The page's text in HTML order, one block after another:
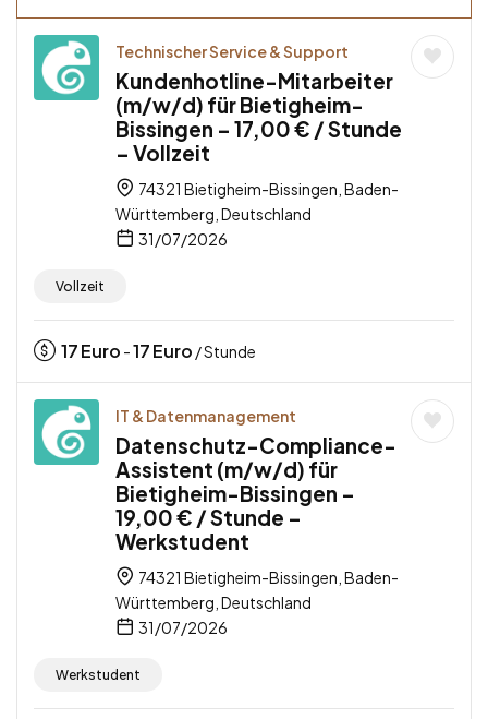
Technischer Service & Support
Kundenhotline-Mitarbeiter
(m/w/d) für Bietigheim-
Bissingen – 17,00 € / Stunde
– Vollzeit
74321 Bietigheim-Bissingen, Baden-
Württemberg, Deutschland
31/07/2026
Vollzeit
17Euro -17Euro / Stunde
IT & Datenmanagement
Datenschutz-Compliance-
Assistent (m/w/d) für
Bietigheim-Bissingen –
19,00 € / Stunde –
Werkstudent
74321 Bietigheim-Bissingen, Baden-
Württemberg, Deutschland
31/07/2026
Werkstudent